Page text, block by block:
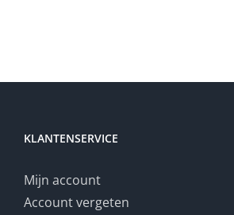
KLANTENSERVICE
Mijn account
Account vergeten